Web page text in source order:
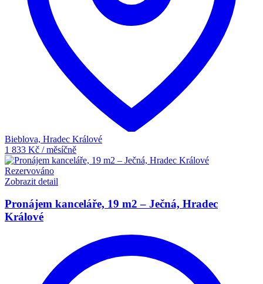
Bieblova, Hradec Králové
1 833 Kč / měsíčně
Rezervováno
Zobrazit detail
Pronájem kanceláře, 19 m2 – Ječná, Hradec
Králové